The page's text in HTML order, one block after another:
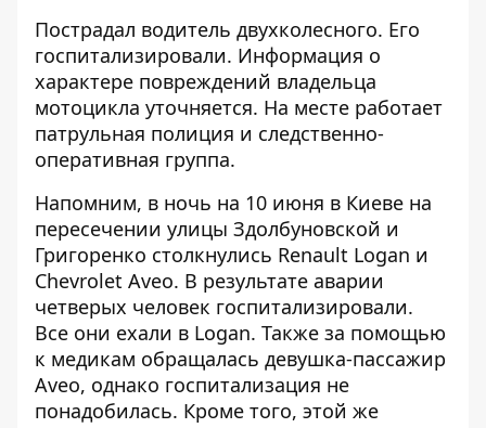
Пострадал водитель двухколесного. Его
госпитализировали. Информация о
характере повреждений владельца
мотоцикла уточняется. На месте работает
патрульная полиция и следственно-
оперативная группа.
Напомним, в ночь на 10 июня в Киеве на
пересечении улицы Здолбуновской и
Григоренко столкнулись Renault Logan и
Chevrolet Aveo. В результате аварии
четверых человек госпитализировали.
Все они ехали в Logan. Также за помощью
к медикам обращалась девушка-пассажир
Aveo, однако госпитализация не
понадобилась. Кроме того, этой же